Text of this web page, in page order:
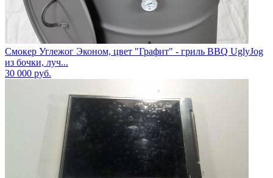
Смокер Углежог Эконом, цвет "Графит" - гриль BBQ UglyJog
из бочки, луч...
30 000 руб.